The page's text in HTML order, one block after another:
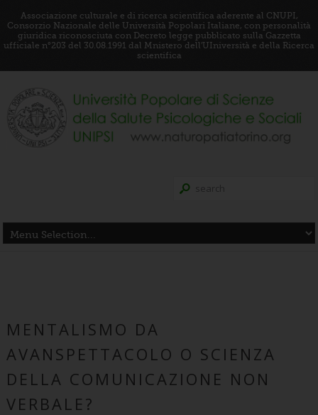
Associazione culturale e di ricerca scientifica aderente al CNUPI,
Consorzio Nazionale delle Università Popolari Italiane, con personalità
giuridica riconosciuta con Decreto legge pubblicato sulla Gazzetta
ufficiale n°203 del 30.08.1991 dal Mnistero dell'UIniversità e della Ricerca
scientifica
MENTALISMO DA
AVANSPETTACOLO O SCIENZA
DELLA COMUNICAZIONE NON
VERBALE?